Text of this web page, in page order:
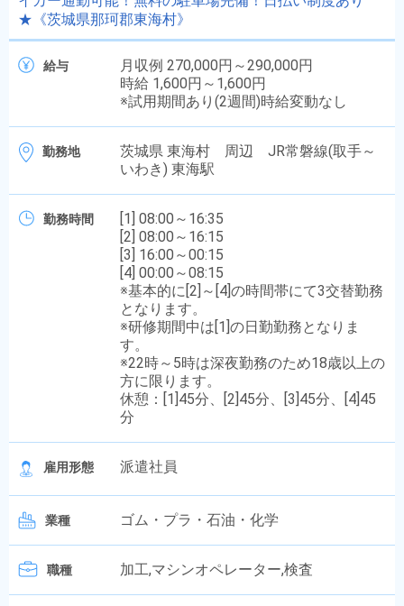
★《茨城県那珂郡東海村》
給与
月収例 270,000円～290,000円
時給 1,600円～1,600円
※試用期間あり(2週間)時給変動なし
勤務地
茨城県 東海村 周辺 JR常磐線(取手～
いわき) 東海駅
勤務時間
[1] 08:00～16:35
[2] 08:00～16:15
[3] 16:00～00:15
[4] 00:00～08:15
※基本的に[2]～[4]の時間帯にて3交替勤務
となります。
※研修期間中は[1]の日勤勤務となりま
す。
※22時～5時は深夜勤務のため18歳以上の
方に限ります。
休憩：[1]45分、[2]45分、[3]45分、[4]45
分
雇用形態 派遣社員
業種 ゴム・プラ・石油・化学
職種 加工,マシンオペレーター,検査